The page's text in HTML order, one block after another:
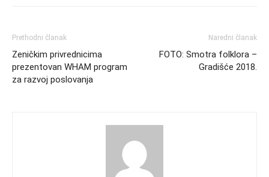
Prethodni članak
Zeničkim privrednicima
prezentovan WHAM program
za razvoj poslovanja
Naredni članak
FOTO: Smotra folklora –
Gradišće 2018.